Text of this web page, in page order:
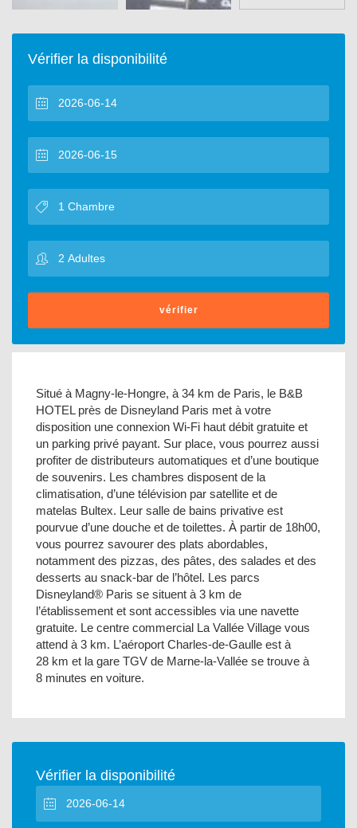
Vérifier la disponibilité
vérifier
Situé à Magny-le-Hongre, à 34 km de Paris, le B&B
HOTEL près de Disneyland Paris met à votre
disposition une connexion Wi-Fi haut débit gratuite et
un parking privé payant. Sur place, vous pourrez aussi
profiter de distributeurs automatiques et d’une boutique
de souvenirs. Les chambres disposent de la
climatisation, d’une télévision par satellite et de
matelas Bultex. Leur salle de bains privative est
pourvue d’une douche et de toilettes. À partir de 18h00,
vous pourrez savourer des plats abordables,
notamment des pizzas, des pâtes, des salades et des
desserts au snack-bar de l’hôtel. Les parcs
Disneyland® Paris se situent à 3 km de
l’établissement et sont accessibles via une navette
gratuite. Le centre commercial La Vallée Village vous
attend à 3 km. L’aéroport Charles-de-Gaulle est à
28 km et la gare TGV de Marne-la-Vallée se trouve à
8 minutes en voiture.
Vérifier la disponibilité